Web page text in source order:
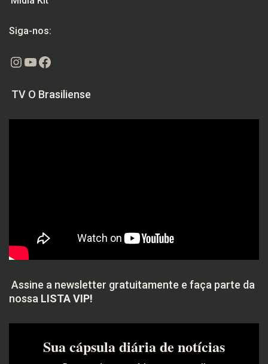
Siga-nos:
Instagram
Youtube
Facebook
TV O Brasiliense
Assine a newsletter gratuitamente e faça parte da
nossa LISTA VIP!
Sua cápsula diária de notícias